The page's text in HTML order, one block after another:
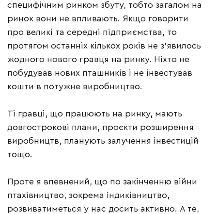
специфічним ринком збуту, тобто загалом на
ринок вони не впливають. Якщо говорити
про великі та середні підприємства, то
протягом останніх кількох років не з’явилось
жодного нового гравця на ринку. Ніхто не
побудував нових пташників і не інвестував
кошти в потужне виробництво.
Ті гравці, що працюють на ринку, мають
довгострокові плани, проєкти розширення
виробництв, планують залучення інвестицій
тощо.
Проте я впевнений, що по закінченню війни
птахівництво, зокрема індиківництво,
розвиватиметься у нас досить активно. А те,